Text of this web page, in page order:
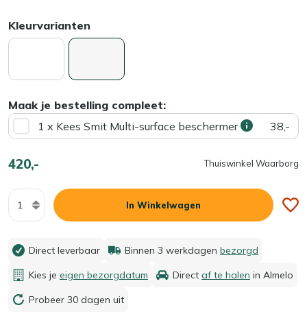
Kleurvarianten
Maak je bestelling compleet:
1 x Kees Smit Multi-surface beschermer
38,-
420,- Thuiswinkel Waarborg
Aantal
In Winkelwagen
Direct leverbaar Binnen 3 werkdagen bezorgd
Kies je eigen bezorgdatum Direct af te halen in Almelo
Probeer 30 dagen uit